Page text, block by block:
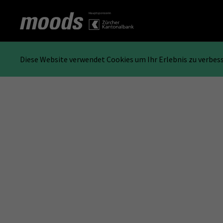
Diese Website verwendet Cookies um Ihr Erlebnis zu